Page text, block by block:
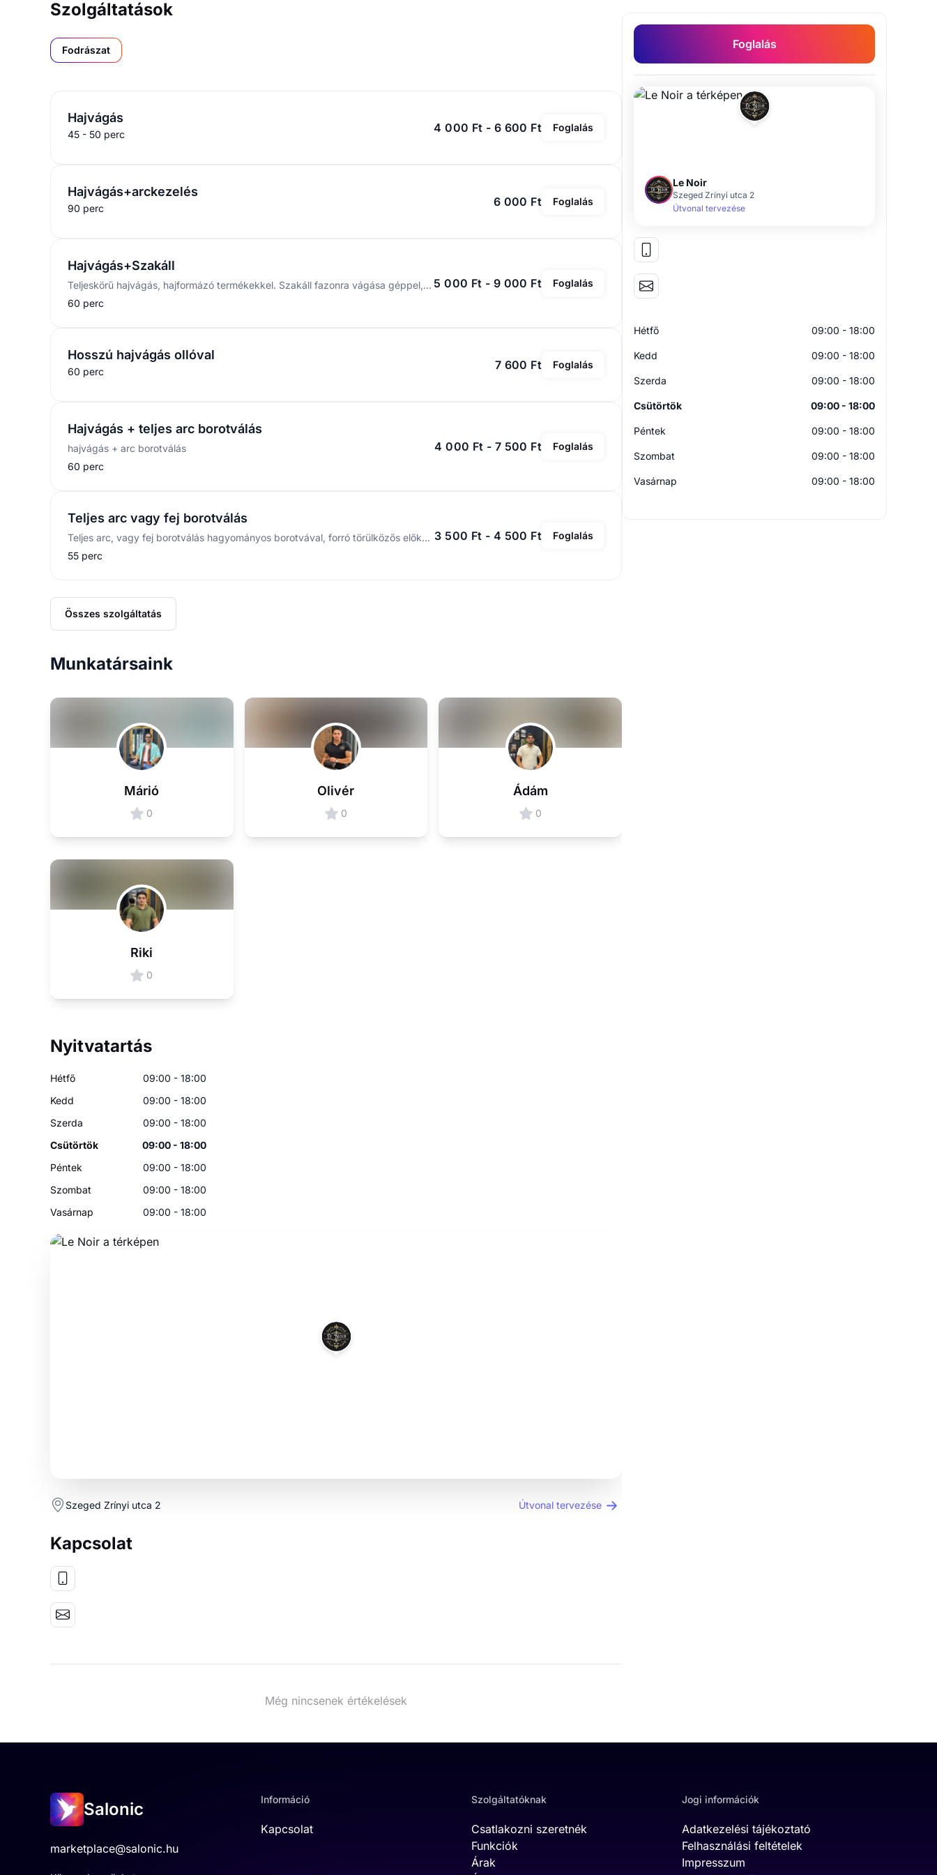
Szolgáltatások
Fodrászat
Hajvágás
45 - 50 perc 4 000 Ft - 6 600 Ft Foglalás
Hajvágás+arckezelés
90 perc 6 000 Ft Foglalás
Hajvágás+Szakáll
Teljeskörű hajvágás, hajformázó termékekkel. Szakáll fazonra vágása géppel, ollóval, illetve kontúr igazítás géppel, igény szerint pengével.
60 perc
5 000 Ft - 9 000 Ft Foglalás
Hosszú hajvágás ollóval
60 perc 7 600 Ft Foglalás
Hajvágás + teljes arc borotválás
hajvágás + arc borotválás
60 perc
4 000 Ft - 7 500 Ft Foglalás
Teljes arc vagy fej borotválás
Teljes arc, vagy fej borotválás hagyományos borotvával, forró törülközős előkészítéssel.
55 perc
3 500 Ft - 4 500 Ft Foglalás
Összes szolgáltatás
Munkatársaink
Márió
0
Olivér
0
Ádám
0
Riki
0
Nyitvatartás
Hétfő
09:00 - 18:00
Kedd
09:00 - 18:00
Szerda
09:00 - 18:00
Csütörtök
09:00 - 18:00
Péntek
09:00 - 18:00
Szombat
09:00 - 18:00
Vasárnap
09:00 - 18:00
Szeged Zrínyi utca 2 Útvonal tervezése
Kapcsolat
Még nincsenek értékelések
Foglalás
Le Noir
Szeged Zrínyi utca 2
Útvonal tervezése
Hétfő 09:00 - 18:00
Kedd 09:00 - 18:00
Szerda 09:00 - 18:00
Csütörtök 09:00 - 18:00
Péntek 09:00 - 18:00
Szombat 09:00 - 18:00
Vasárnap 09:00 - 18:00
Salonic
marketplace@salonic.hu
Információ
Kapcsolat
Szolgáltatóknak
Csatlakozni szeretnék
Funkciók
Árak
Jogi információk
Adatkezelési tájékoztató
Felhasználási feltételek
Impresszum